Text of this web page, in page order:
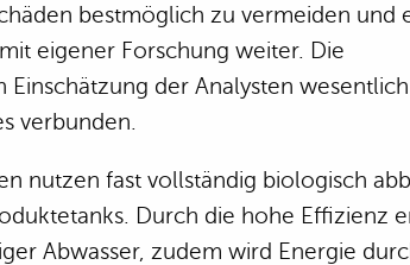
bestmöglich zu vermeiden und
eigener Forschung weiter. Die
Einschätzung der Analysten
verbunden.
nutzen fast vollständig biologisch
Durch die hohe Effizienz
Abwasser, zudem wird Energie